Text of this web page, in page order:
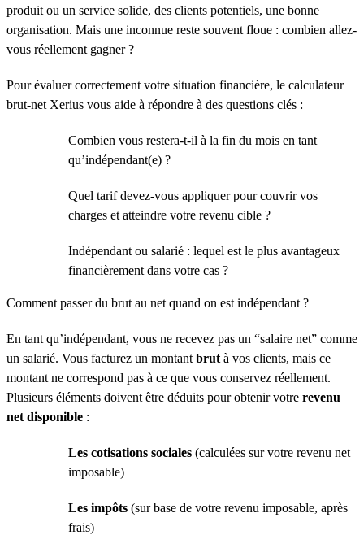
produit ou un service solide, des clients potentiels, une bonne
organisation. Mais une inconnue reste souvent floue : combien allez-
vous réellement gagner ?
Pour évaluer correctement votre situation financière, le calculateur
brut-net Xerius vous aide à répondre à des questions clés :
Combien vous restera-t-il à la fin du mois en tant
qu’indépendant(e) ?
Quel tarif devez-vous appliquer pour couvrir vos
charges et atteindre votre revenu cible ?
Indépendant ou salarié : lequel est le plus avantageux
financièrement dans votre cas ?
Comment passer du brut au net quand on est indépendant ?
En tant qu’indépendant, vous ne recevez pas un “salaire net” comme
un salarié. Vous facturez un montant brut à vos clients, mais ce
montant ne correspond pas à ce que vous conservez réellement.
Plusieurs éléments doivent être déduits pour obtenir votre revenu
net disponible :
Les cotisations sociales (calculées sur votre revenu net
imposable)
Les impôts (sur base de votre revenu imposable, après
frais)